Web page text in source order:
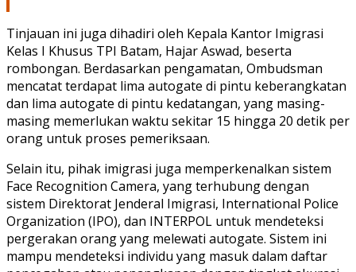
Tinjauan ini juga dihadiri oleh Kepala Kantor Imigrasi
Kelas I Khusus TPI Batam, Hajar Aswad, beserta
rombongan. Berdasarkan pengamatan, Ombudsman
mencatat terdapat lima autogate di pintu keberangkatan
dan lima autogate di pintu kedatangan, yang masing-
masing memerlukan waktu sekitar 15 hingga 20 detik per
orang untuk proses pemeriksaan.
Selain itu, pihak imigrasi juga memperkenalkan sistem
Face Recognition Camera, yang terhubung dengan
sistem Direktorat Jenderal Imigrasi, International Police
Organization (IPO), dan INTERPOL untuk mendeteksi
pergerakan orang yang melewati autogate. Sistem ini
mampu mendeteksi individu yang masuk dalam daftar